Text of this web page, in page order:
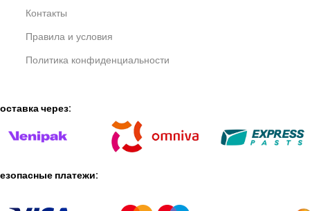
Контакты
Правила и условия
Политика конфиденциальности
через:
платежи: